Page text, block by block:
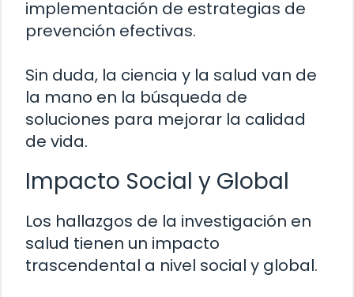
implementación de estrategias de
prevención efectivas.
Sin duda, la ciencia y la salud van de
la mano en la búsqueda de
soluciones para mejorar la calidad
de vida.
Impacto Social y Global
Los hallazgos de la investigación en
salud tienen un impacto
trascendental a nivel social y global.